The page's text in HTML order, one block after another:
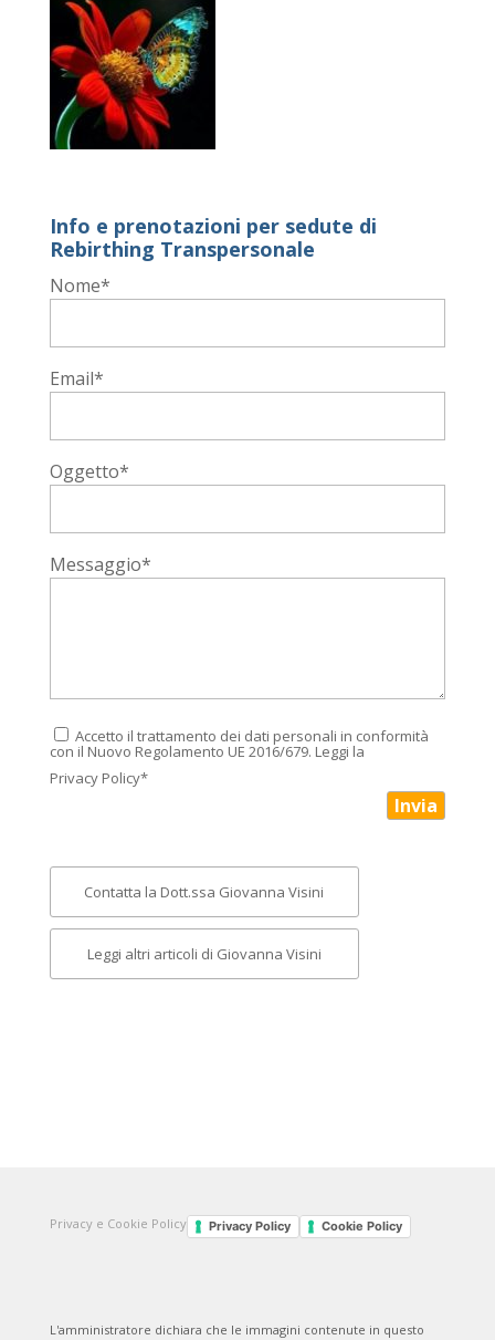
Info e prenotazioni per sedute di
Rebirthing Transpersonale
Nome*
Email*
Oggetto*
Messaggio*
Accetto il trattamento dei dati personali in conformità
con il Nuovo Regolamento UE 2016/679. Leggi la
Privacy Policy*
Contatta la Dott.ssa Giovanna Visini
Leggi altri articoli di Giovanna Visini
Privacy e Cookie Policy Privacy Policy Cookie Policy
L'amministratore dichiara che le immagini contenute in questo